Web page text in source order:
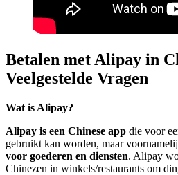
Betalen met Alipay in
Veelgestelde Vragen
Wat is Alipay?
Alipay is een Chinese app die voor
gebruikt kan worden, maar
voor goederen en diensten. Alipay
Chinezen in winkels/restaurants om